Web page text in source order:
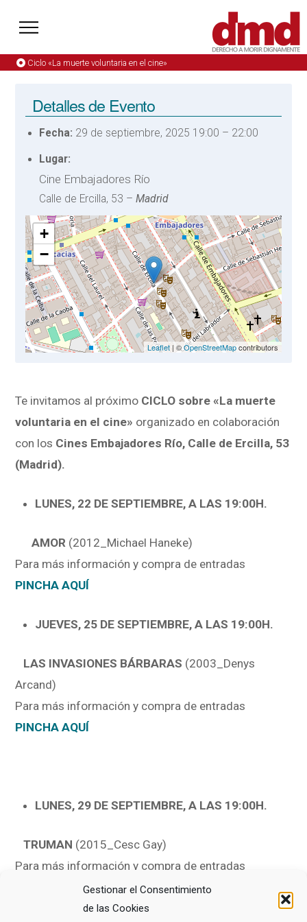
Gestionar el Consentimiento
de las Cookies
Ciclo «La muerte voluntaria en el cine»
Detalles de Evento
Fecha: 29 de septiembre, 2025 19:00 – 22:00
Lugar:
Cine Embajadores Río
Calle de Ercilla, 53 –Madrid
+
−
Leaflet| ©OpenStreetMapcontributors
Te invitamos al próximo CICLO sobre «La muerte
voluntaria en el cine» organizado en colaboración
con los Cines Embajadores Río, Calle de Ercilla, 53
(Madrid).
LUNES, 22 DE SEPTIEMBRE, A LAS 19:00H.
AMOR (2012_Michael Haneke)
Para más información y compra de entradas
PINCHA AQUÍ
JUEVES, 25 DE SEPTIEMBRE, A LAS 19:00H.
LAS INVASIONES BÁRBARAS (2003_Denys
Arcand)
Para más información y compra de entradas
PINCHA AQUÍ
LUNES, 29 DE SEPTIEMBRE, A LAS 19:00H.
TRUMAN (2015_Cesc Gay)
Para más información y compra de entradas
PINCHA AQUÍ